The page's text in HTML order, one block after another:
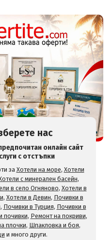
нас
онлайн сайт
с отстъпки
за Хотели на море, Хотели
с минерален басейн,
в село Огняново, Хотели в
, Хотели в Девин, Почивки в
, Почивки в Турция, Почивки в
почивки, Ремонт на покриви,
плочки, Шпакловка и боя,
и много други.